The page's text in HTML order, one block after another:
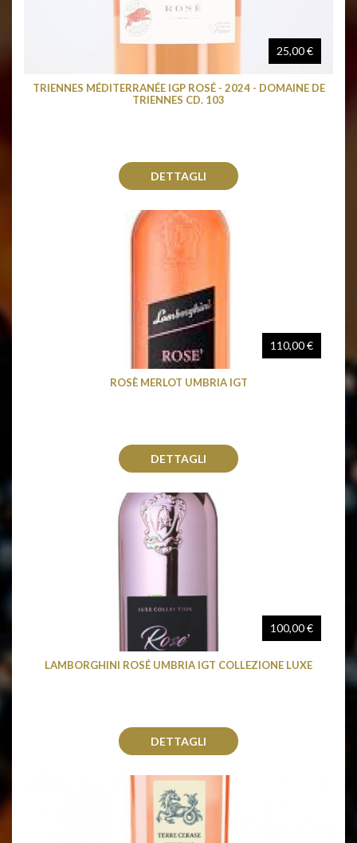
25,00 €
TRIENNES MÉDITERRANÉE IGP ROSÉ - 2024 - DOMAINE DE
TRIENNES CD. 103
DETTAGLI
110,00 €
ROSÈ MERLOT UMBRIA IGT
DETTAGLI
100,00 €
LAMBORGHINI ROSÉ UMBRIA IGT COLLEZIONE LUXE
DETTAGLI